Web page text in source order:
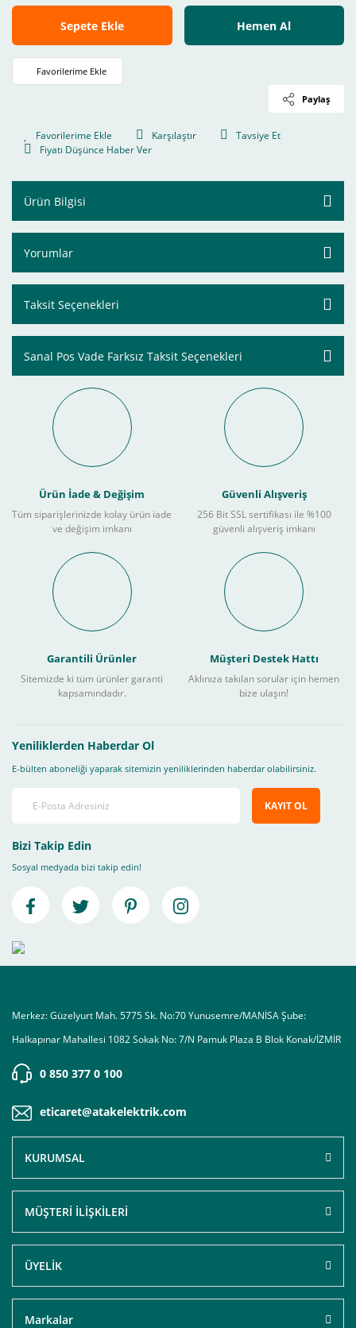
Sepete Ekle Hemen Al
Paylaş
Karşılaştır
Tavsiye Et
Fiyatı Düşünce Haber Ver
Ürün Bilgisi
Yorumlar
Taksit Seçenekleri
Sanal Pos Vade Farksız Taksit Seçenekleri
Ürün İade & Değişim
Tüm siparişlerinizde kolay ürün iade
ve değişim imkanı
Güvenli Alışveriş
256 Bit SSL sertifikası ile %100
güvenli alışveriş imkanı
Garantili Ürünler
Sitemizde ki tüm ürünler garanti
kapsamındadır.
Müşteri Destek Hattı
Aklınıza takılan sorular için hemen
bize ulaşın!
Yeniliklerden Haberdar Ol
E-bülten aboneliği yaparak sitemizin yeniliklerinden haberdar olabilirsiniz.
KAYIT OL
Bizi Takip Edin
Sosyal medyada bizi takip edin!
Merkez: Güzelyurt Mah. 5775 Sk. No:70 Yunusemre/MANİSA Şube:
Halkapınar Mahallesi 1082 Sokak No: 7/N Pamuk Plaza B Blok Konak/İZMİR
0 850 377 0 100
eticaret@atakelektrik.com
KURUMSAL
MÜŞTERİ İLİŞKİLERİ
ÜYELİK
Markalar